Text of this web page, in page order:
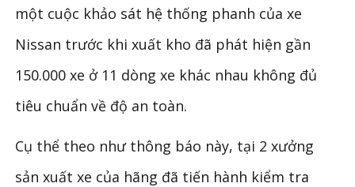
một cuộc khảo sát hệ thống phanh của xe
Nissan trước khi xuất kho đã phát hiện gần
150.000 xe ở 11 dòng xe khác nhau không đủ
tiêu chuẩn về độ an toàn.
Cụ thể theo như thông báo này, tại 2 xưởng
sản xuất xe của hãng đã tiến hành kiểm tra